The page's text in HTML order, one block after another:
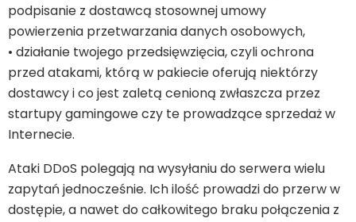
podpisanie z dostawcą stosownej umowy
powierzenia przetwarzania danych osobowych,
• działanie twojego przedsięwzięcia, czyli ochrona
przed atakami, którą w pakiecie oferują niektórzy
dostawcy i co jest zaletą cenioną zwłaszcza przez
startupy gamingowe czy te prowadzące sprzedaż w
Internecie.
Ataki DDoS polegają na wysyłaniu do serwera wielu
zapytań jednocześnie. Ich ilość prowadzi do przerw w
dostępie, a nawet do całkowitego braku połączenia z